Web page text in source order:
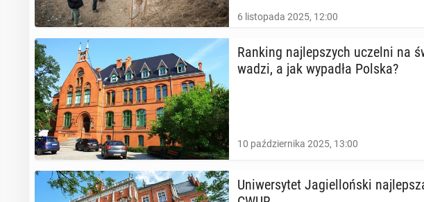
6 listopada 2025, 12:00
Ranking naj­lep­szych uczelni na
wa­dzi, a jak wypadła Polska?
10 października 2025, 13:00
Uni­wer­sy­tet Ja­giel­loń­ski